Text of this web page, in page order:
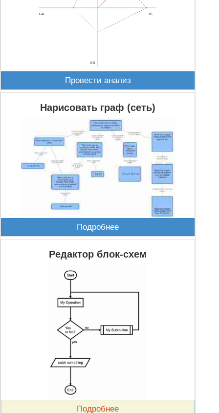
CA
ES
IS
Провести анализ
Нарисовать граф (сеть)
Подробнее
Редактор блок-схем
Подробнее